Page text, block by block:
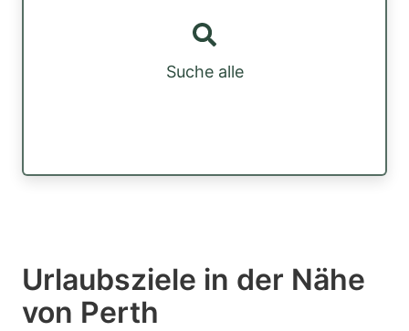
Suche alle
Urlaubsziele in der Nähe
von Perth